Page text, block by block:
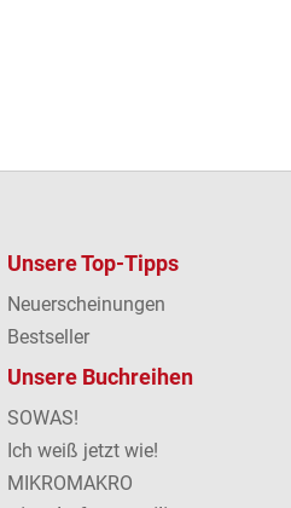
Unsere Top-Tipps
Neuerscheinungen
Bestseller
Unsere Buchreihen
SOWAS!
Ich weiß jetzt wie!
MIKROMAKRO